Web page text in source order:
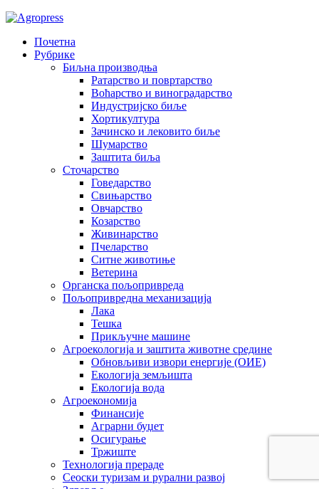
Почетна
Рубрике
Биљна производња
Ратарство и повртарство
Воћарство и виноградарство
Индустријско биље
Хортикултура
Зачинско и лековито биље
Шумарство
Заштита биља
Сточарство
Говедарство
Свињарство
Овчарство
Козарство
Живинарство
Пчеларство
Ситне животиње
Ветерина
Органска пољопривреда
Пољопривредна механизација
Лака
Тешка
Прикључне машине
Агроекологија и заштита животне средине
Обновљиви извори енергије (ОИЕ)
Екологија земљишта
Екологија вода
Агроекономија
Финансије
Аграрни буџет
Осигурање
Тржиште
Технологија прераде
Сеоски туризам и рурални развој